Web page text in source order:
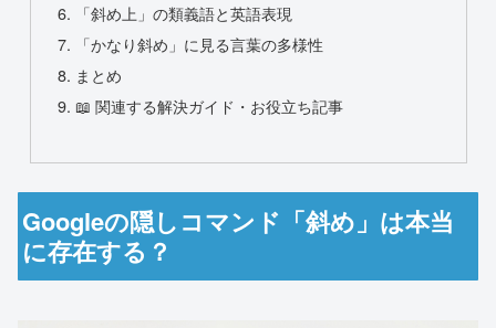
「斜め上」の類義語と英語表現
「かなり斜め」に見る言葉の多様性
まとめ
📖 関連する解決ガイド・お役立ち記事
Googleの隠しコマンド「斜め」は本当
に存在する？